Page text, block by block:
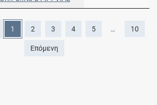
1 2 3 4 5 … 10
Επόμενη